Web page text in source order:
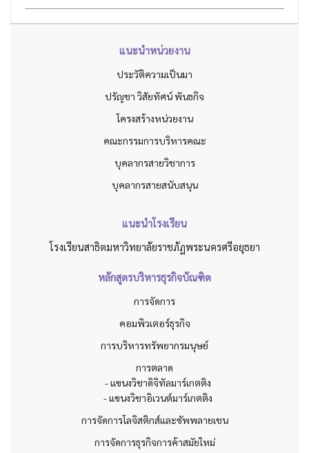
แนะนำหน่วยงาน
ประวัติความเป็นมา
ปรัญชา วิสัยทัศน์ พันธกิจ
โครงสร้างหน่วยงาน
คณะกรรมการบริหารคณะ
บุคลากรสายวิชาการ
บุคลากรสายสนับสนุน
แนะนำโรงเรียน
โรงเรียนสาธิตมหาวิทยาลัยราชภัฏพระนครศรีอยุธยา
หลักสูตรบริหารธุรกิจบัณฑิต
การจัดการ
คอมพิวเตอร์ธุรกิจ
การบริหารทรัพยากรมนุษย์
การตลาด
- แขนงวิชาดิจิทัลมาร์เกตติง
- แขนงวิชาอิเวนต์มาร์เกตติง
การจัดการโลจิสติกส์และซัพพลายเชน
การจัดการธุรกิจการค้าสมัยใหม่